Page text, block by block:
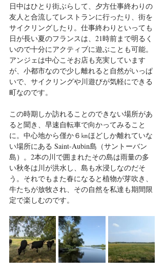
日中はひとり街ぶらして、夕方仕事終わりの
友人と合流してレストランに行ったり、街を
サイクリングしたり。仕事終わりといっても
日が長い夏のフランスは、21時前まで明るく
いので十分にアクティブに遊ぶことも可能。
アンジェは中心こそお店も充実しています
が、小都市なので少し離れると自然がいっぱ
いで、サイクリングや川遊びが気軽にできる
町なのです。
この時期しか訪れることのできない場所があ
ると聞き、早速自転車で向かってみること
に。中心地から僅か６㎞ほどしか離れていな
い場所にある Saint-Aubin島（サントーバン
島）。2本の川で囲まれたその島は雨量の多
い秋冬は川が洪水し、島も水浸しなのだそ
う。それでもまた春になると植物が芽吹き、
牛たちが放牧され、その自然を私達も期間限
定で楽しむのです。